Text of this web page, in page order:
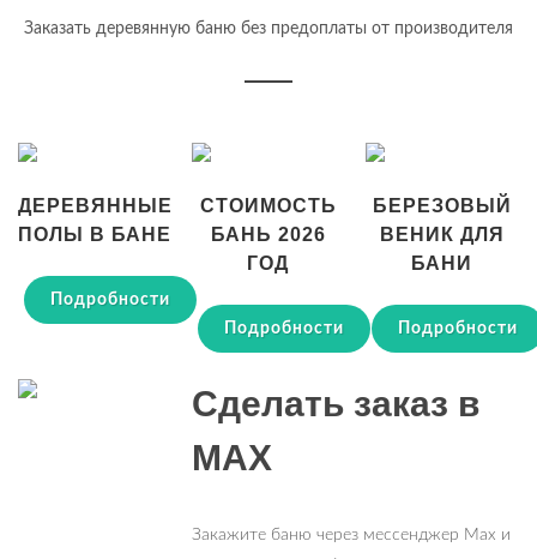
Заказать деревянную баню без предоплаты от производителя
ДЕРЕВЯННЫЕ
ПОЛЫ В БАНЕ
Подробности
СТОИМОСТЬ
БАНЬ 2026
ГОД
Подробности
БЕРЕЗОВЫЙ
ВЕНИК ДЛЯ
БАНИ
Подробности
Сделать заказ в
MAX
Закажите баню через мессенджер Max и